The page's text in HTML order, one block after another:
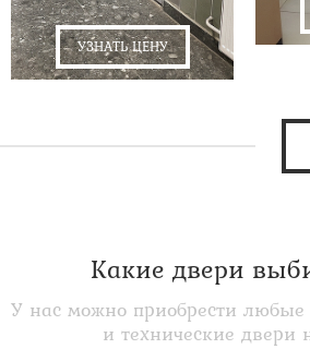
УЗНАТЬ ЦЕНУ
Какие двери
У нас можно приобрести
и технические двери